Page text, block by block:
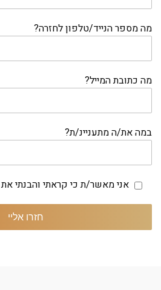
מה מספר הנייד/טלפון לחזרה?
מה כתובת המייל?
במה את/ה מתעניינ/ת?
אני מאשר/ת כי קראתי והבנתי את